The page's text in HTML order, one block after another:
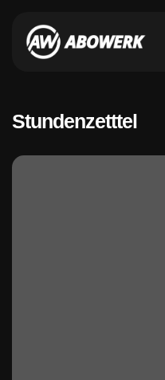
Stundenzetttel